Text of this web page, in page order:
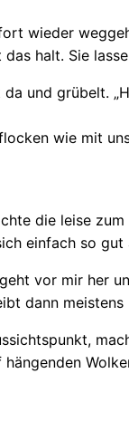
wieder
halt. Sie
und grübelt.
wie mit
die leise
einfach so
vor mir her
dann